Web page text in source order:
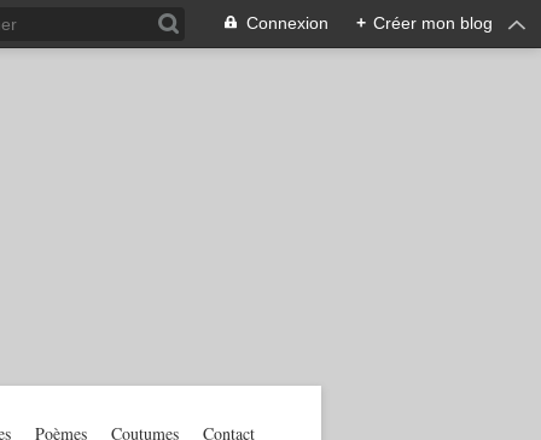
Connexion + Créer mon blog
Poèmes Coutumes Contact